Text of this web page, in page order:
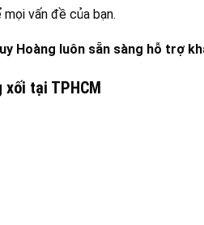
vấn đề của bạn.
Hoàng luôn sẵn sàng hỗ trợ
tại TPHCM